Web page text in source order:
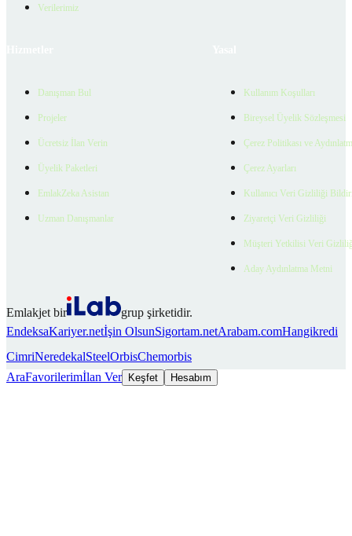
Verilerimiz
Danışman Bul
Projeler
Ücretsiz İlan Verin
Üyelik Paketleri
EmlakZeka Asistan
Uzman Danışmanlar
Kullanım Koşulları
Bireysel Üyelik Sözleşmesi
Çerez Politikası ve
Çerez Ayarları
Kullanıcı Veri Gizliliği
Ziyaretçi Veri Gizliliği
Müşteri Yetkilisi Veri
Aday Aydınlatma Metni
Emlakjet bir
grup şirketidir.
EndeksaKariyer.netİşin OlsunSigortam.netArabam.comHangikredi
CimriNeredekalSteelOrbisChemorbis
AraFavorilerimİlan Ver Keşfet Hesabım